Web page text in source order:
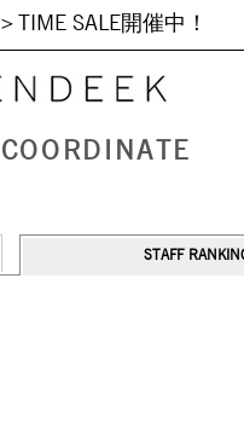
TIME SALE開催中！
STAFF